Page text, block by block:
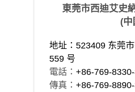
東莞市西迪艾史
(中
地址：523409 东莞
559 号
電話：+86-769-
傳真：+86-769-